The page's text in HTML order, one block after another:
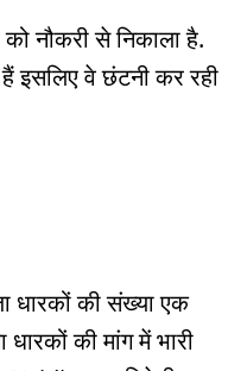
नौकरी से निकाला है.
इसलिए वे छंटनी कर रही
धारकों की संख्या एक
की मांग में भारी